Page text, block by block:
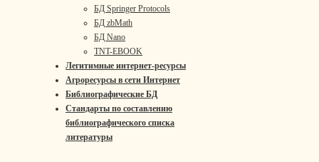
БД Springer Protocols
БД zbMath
БД Nano
TNT-EBOOK
Легитимные интернет-ресурсы
Агроресурсы в сети Интернет
Библиографические БД
Стандарты по составлению
библиографического списка
литературы